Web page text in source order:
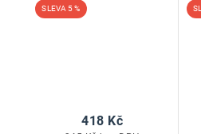
5 %
418 Kč